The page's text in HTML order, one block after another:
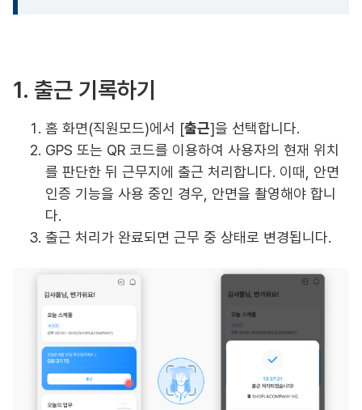
1. 출근 기록하기
홈 화면(직원모드)에서 [출근]을 선택합니다.
GPS 또는 QR 코드를 이용하여 사용자의 현재 위치
를 판단한 뒤 근무지에 출근 처리합니다. 이때, 안면
인증 기능을 사용 중인 경우, 안면을 촬영해야 합니
다.
출근 처리가 완료되면 근무 중 상태로 변경됩니다.